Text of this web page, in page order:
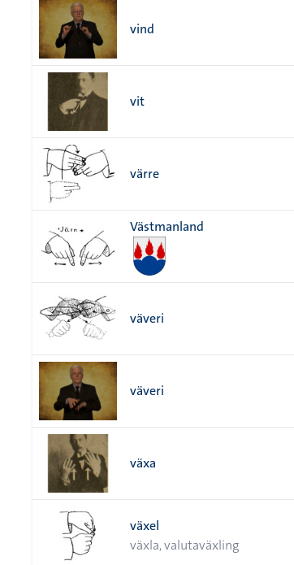
vind
vit
värre
Västmanland
väveri
väveri
växa
växel
växla, valutaväxling